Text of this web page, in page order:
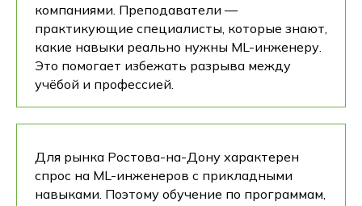
компаниями. Преподаватели —
практикующие специалисты, которые знают,
какие навыки реально нужны ML-инженеру.
Это помогает избежать разрыва между
учёбой и профессией.
Для рынка Ростова-на-Дону характерен
спрос на ML-инженеров с прикладными
навыками. Поэтому обучение по программам,